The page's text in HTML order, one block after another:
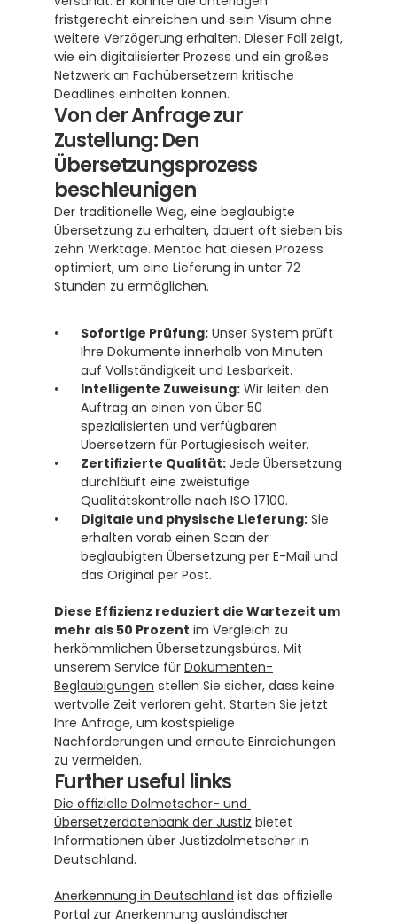
fristgerecht einreichen und sein Visum ohne
weitere Verzögerung erhalten. Dieser Fall zeigt,
wie ein digitalisierter Prozess und ein großes
Netzwerk an Fachübersetzern kritische
Deadlines einhalten können.
Von der Anfrage zur
Zustellung: Den
Übersetzungsprozess
beschleunigen
Der traditionelle Weg, eine beglaubigte
Übersetzung zu erhalten, dauert oft sieben bis
zehn Werktage. Mentoc hat diesen Prozess
optimiert, um eine Lieferung in unter 72
Stunden zu ermöglichen.
Sofortige Prüfung: Unser System prüft
Ihre Dokumente innerhalb von Minuten
auf Vollständigkeit und Lesbarkeit.
Intelligente Zuweisung: Wir leiten den
Auftrag an einen von über 50
spezialisierten und verfügbaren
Übersetzern für Portugiesisch weiter.
Zertifizierte Qualität: Jede Übersetzung
durchläuft eine zweistufige
Qualitätskontrolle nach ISO 17100.
Digitale und physische Lieferung: Sie
erhalten vorab einen Scan der
beglaubigten Übersetzung per E-Mail und
das Original per Post.
Diese Effizienz reduziert die Wartezeit um
mehr als 50 Prozent im Vergleich zu
herkömmlichen Übersetzungsbüros. Mit
unserem Service für Dokumenten-
Beglaubigungen stellen Sie sicher, dass keine
wertvolle Zeit verloren geht. Starten Sie jetzt
Ihre Anfrage, um kostspielige
Nachforderungen und erneute Einreichungen
zu vermeiden.
Further useful links
Die offizielle Dolmetscher- und
Übersetzerdatenbank der Justiz bietet
Informationen über Justizdolmetscher in
Deutschland.
Anerkennung in Deutschland ist das offizielle
Portal zur Anerkennung ausländischer